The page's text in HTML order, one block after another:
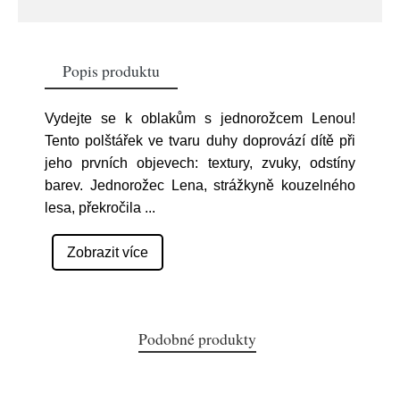
Popis produktu
Vydejte se k oblakům s jednorožcem Lenou!
Tento polštářek ve tvaru duhy doprovází dítě při
jeho prvních objevech: textury, zvuky, odstíny
barev. Jednorožec Lena, strážkyně kouzelného
lesa, překročila ...
Zobrazit více
Podobné produkty